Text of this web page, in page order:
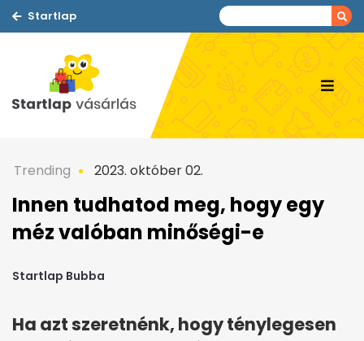
Startlap
Trending 2023. október 02.
Innen tudhatod meg, hogy egy
méz valóban minőségi-e
Startlap Bubba
Ha azt szeretnénk, hogy ténylegesen